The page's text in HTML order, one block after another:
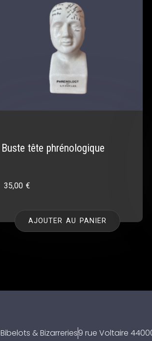
Buste tête phrénologique
35,00€
AJOUTER AU PANIER
Bibelots & Bizarreries9 rue Voltaire